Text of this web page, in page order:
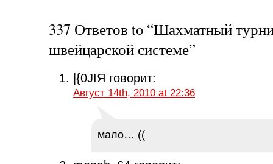
337 Ответов to “Шахматный
швейцарской системе”
|{0JIЯ говорит:
Август 14th, 2010 at 22:36
мало… ((